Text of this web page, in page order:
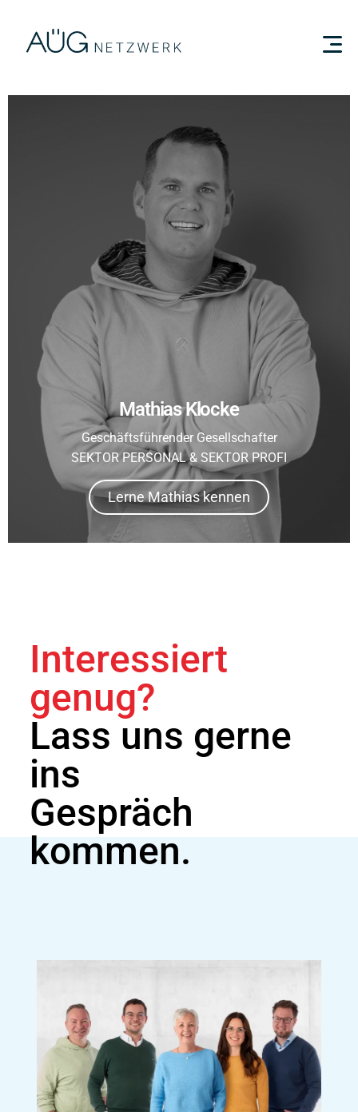
Mathias Klocke
Geschäftsführender Gesellschafter
SEKTOR PERSONAL & SEKTOR PROFI
Lerne Mathias kennen
Interessiert
genug?
Lass uns gerne
ins
Gespräch
kommen.